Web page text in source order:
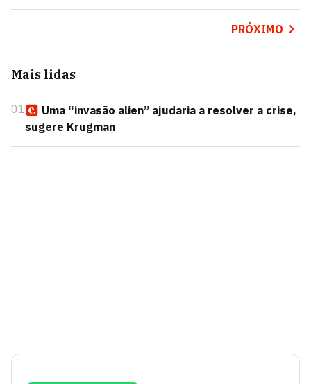
PRÓXIMO
Mais lidas
01
Uma “invasão alien” ajudaria a resolver a crise,
sugere Krugman